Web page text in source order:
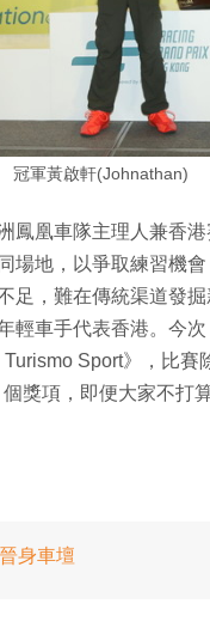
冠軍黃啟軒(Johnathan)
鳳凰車隊主理人兼香
場地，以爭取練習機
足，難在傳統渠道發
輕車手代表香港。今
Sport》，比
獎項，即便大家不打
身車壇